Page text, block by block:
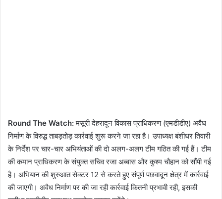
Round The Watch:मसूरी देहरादून विकास प्राधिकरण (एमडीडीए) अवैध
निर्माण के विरुद्ध ताबड़तोड़ कार्रवाई शुरू करने जा रहा है। उपाध्यक्ष बंशीधर तिवारी
के निर्देश पर चार-चार अभियंताओं की दो अलग-अलग टीम गठित की गई हैं। टीम
की कमान प्राधिकरण के संयुक्त सचिव रजा अब्बास और कुश्म चौहान को सौंपी गई
है। अभियान की शुरुआत सेक्टर 12 से करते हुए संपूर्ण पछवादून क्षेत्र में कार्रवाई
की जाएगी। अवैध निर्माण पर की जा रही कार्रवाई कितनी प्रभावी रही, इसकी